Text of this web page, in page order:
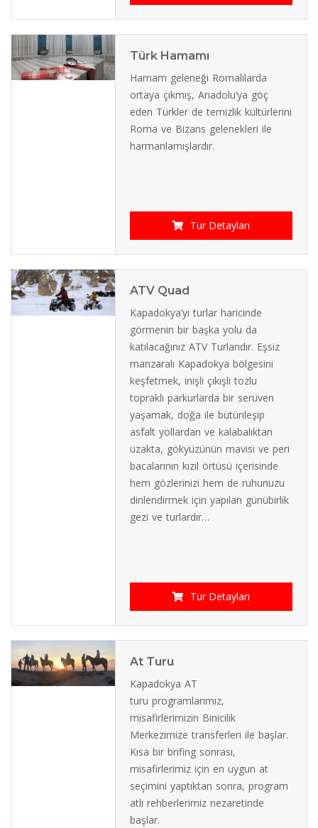
Türk Hamamı
Hamam geleneği Romalılarda
ortaya çıkmış, Anadolu’ya göç
eden Türkler de temizlik kültürlerini
Roma ve Bizans gelenekleri ile
harmanlamışlardır.
Tur Detayları
ATV Quad
Kapadokya’yı turlar haricinde
görmenin bir başka yolu da
katılacağınız ATV Turlarıdır. Eşsiz
manzaralı Kapadokya bölgesini
keşfetmek, inişli çıkışlı tozlu
topraklı parkurlarda bir serüven
yaşamak, doğa ile bütünleşip
asfalt yollardan ve kalabalıktan
uzakta, gökyüzünün mavisi ve peri
bacalarının kızıl örtüsü içerisinde
hem gözlerinizi hem de ruhunuzu
dinlendirmek için yapılan günübirlik
gezi ve turlardır…
Tur Detayları
At Turu
Kapadokya AT
turu programlarımız,
misafirlerimizin Binicilik
Merkezimize transferleri ile başlar.
Kısa bir brifing sonrası,
misafirlerimiz için en uygun at
seçimini yaptıktan sonra, program
atlı rehberlerimiz nezaretinde
başlar.